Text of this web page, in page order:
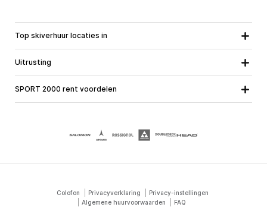
Top skiverhuur locaties in
Stiermarken
Vorarlberg
Uitrusting
SPORT 2000 rent voordelen
Colofon Privacyverklaring
Privacy-instellingen
Algemene huurvoorwaarden
FAQ